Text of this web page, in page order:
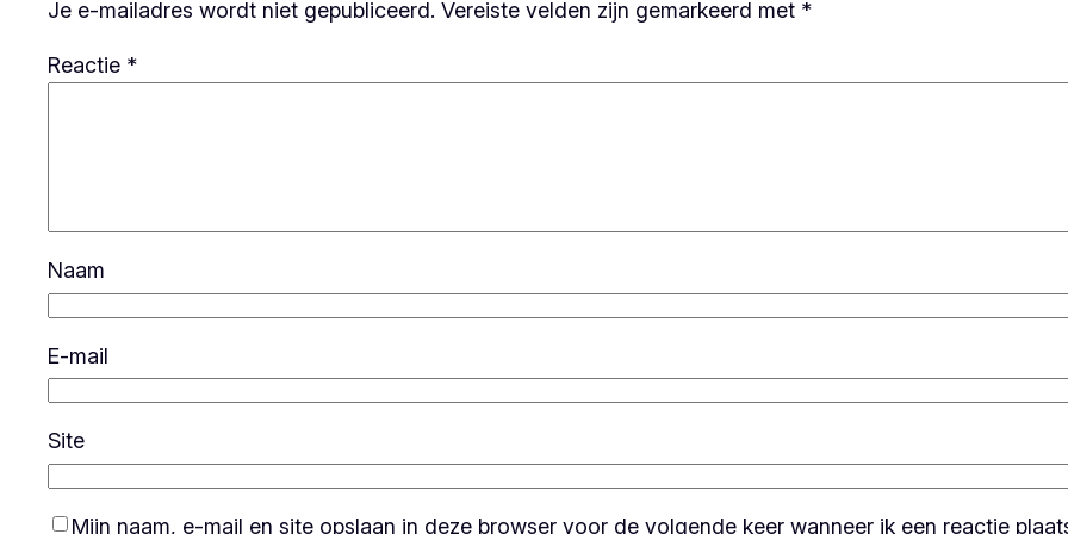
Je e-mailadres wordt niet gepubliceerd. Vereiste velden zijn gemarkeerd met *
Reactie *
Naam
E-mail
Site
Mijn naam, e-mail en site opslaan in deze browser voor de volgende keer wanneer ik een reactie